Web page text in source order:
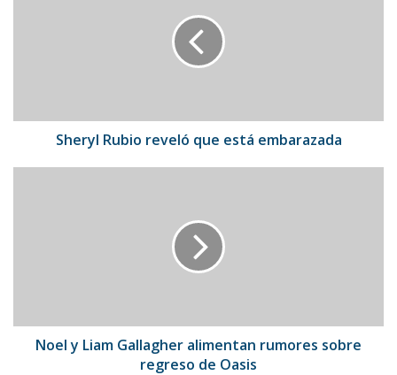
Sheryl Rubio reveló que está embarazada
de
OasisNoel y Liam Gallagher alimentan rumores sobre
regreso de Oasis